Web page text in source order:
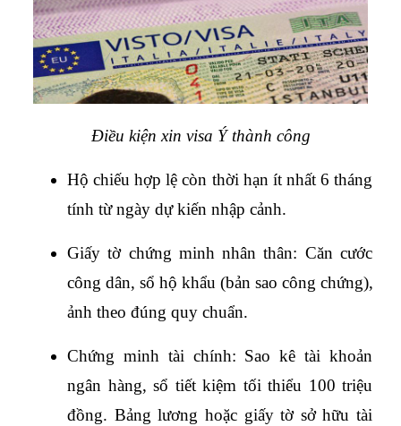
Điều kiện xin visa Ý thành công
Hộ chiếu hợp lệ còn thời hạn ít nhất 6 tháng
tính từ ngày dự kiến nhập cảnh.
Giấy tờ chứng minh nhân thân: Căn cước
công dân, sổ hộ khẩu (bản sao công chứng),
ảnh theo đúng quy chuẩn.
Chứng minh tài chính: Sao kê tài khoản
ngân hàng, sổ tiết kiệm tối thiểu 100 triệu
đồng. Bảng lương hoặc giấy tờ sở hữu tài